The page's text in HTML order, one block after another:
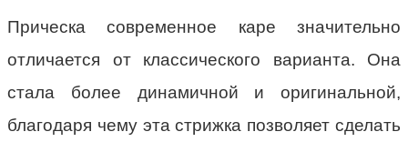
Прическа современное каре значительно
отличается от классического варианта. Она
стала более динамичной и оригинальной,
благодаря чему эта стрижка позволяет сделать